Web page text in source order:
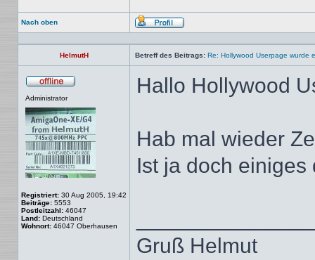
Nach oben
Profil
HelmutH Betreff des Beitrags: Re: Hollywood Userpage wurde
Administrator
Registriert: 30 Aug 2005, 19:42
Beiträge: 5553
Postleitzahl: 46047
Land: Deutschland
Wohnort: 46047 Oberhausen
Hallo Hollywood
Hab mal wieder
Ist ja doch
Gruß Helmut